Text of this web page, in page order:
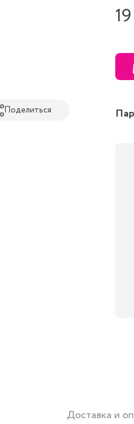
Поделиться
Доставка и